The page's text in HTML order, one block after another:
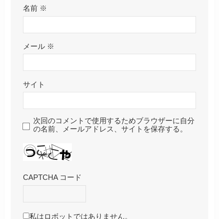
名前 ※
メール ※
サイト
次回のコメントで使用するためブラウザーに自分
の名前、メールアドレス、サイトを保存する。
CAPTCHA コード
私はロボットではありません。